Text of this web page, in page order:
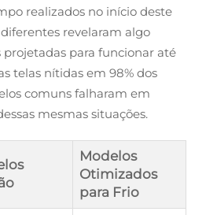
realizados no início deste
revelaram algo
projetadas para funcionar até
telas nítidas em 98% dos
comuns falharam em
mesmas situações.
Modelos
Otimizados
para Frio